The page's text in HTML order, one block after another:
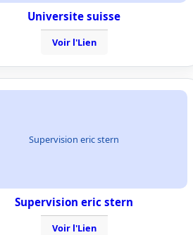
Universite suisse
Voir l'Lien
Supervision eric stern
Supervision eric stern
Voir l'Lien